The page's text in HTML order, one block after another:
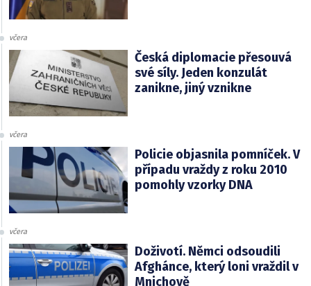
včera
Česká diplomacie přesouvá
své síly. Jeden konzulát
zanikne, jiný vznikne
včera
Policie objasnila pomníček. V
případu vraždy z roku 2010
pomohly vzorky DNA
včera
Doživotí. Němci odsoudili
Afghánce, který loni vraždil v
Mnichově